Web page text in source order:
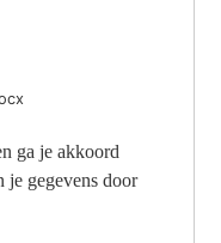
ga je akkoord
je gegevens door